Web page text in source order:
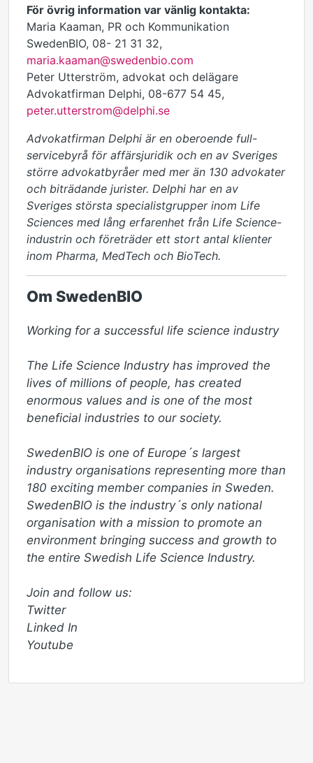
För övrig information var vänlig kontakta:
Maria Kaaman, PR och Kommunikation
SwedenBIO, 08- 21 31 32,
maria.kaaman@swedenbio.com
Peter Utterström, advokat och delägare
Advokatfirman Delphi, 08-677 54 45,
peter.utterstrom@delphi.se
Advokatfirman Delphi är en oberoende full-
servicebyrå för affärsjuridik och en av Sveriges
större advokatbyråer med mer än 130 advokater
och biträdande jurister. Delphi har en av
Sveriges största specialistgrupper inom Life
Sciences med lång erfarenhet från Life Science-
industrin och företräder ett stort antal klienter
inom Pharma, MedTech och BioTech.
Om SwedenBIO
Working for a successful life science industry
The Life Science Industry has improved the
lives of millions of people, has created
enormous values and is one of the most
beneficial industries to our society.
SwedenBIO is one of Europe´s largest
industry organisations representing more than
180 exciting member companies in Sweden.
SwedenBIO is the industry´s only national
organisation with a mission to promote an
environment bringing success and growth to
the entire Swedish Life Science Industry.
Join and follow us:
Twitter
Linked In
Youtube